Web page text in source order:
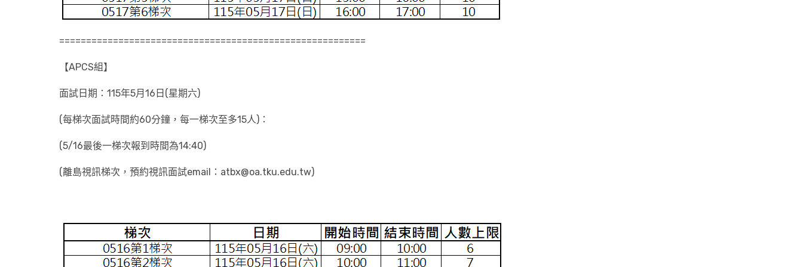
=========================================================
【APCS組】
面試日期：115年5月16日(星期六)
(每梯次面試時間約60分鐘，每一梯次至多15人)：
(5/16最後一梯次報到時間為14:40)
(離島視訊梯次，預約視訊面試email：atbx@oa.tku.edu.tw)